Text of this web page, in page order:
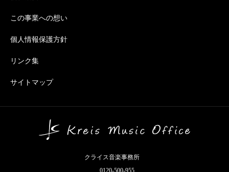
この事業への想い
個人情報保護方針
リンク集
サイトマップ
クライス音楽事務所
0120-500-955